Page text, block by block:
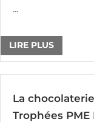
...
LIRE PLUS
La
Trophées PME